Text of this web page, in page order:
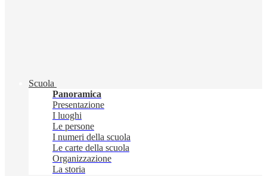
Scuola
Panoramica
Presentazione
I luoghi
Le persone
I numeri della scuola
Le carte della scuola
Organizzazione
La storia